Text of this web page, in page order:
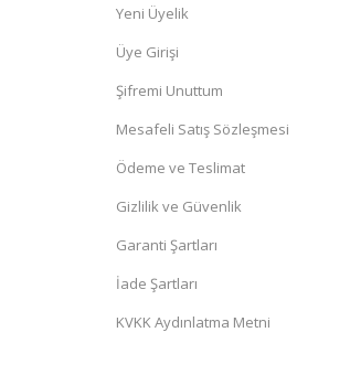
Yeni Üyelik
Üye Girişi
Şifremi Unuttum
Mesafeli Satış Sözleşmesi
Ödeme ve Teslimat
Gizlilik ve Güvenlik
Garanti Şartları
İade Şartları
KVKK Aydınlatma Metni